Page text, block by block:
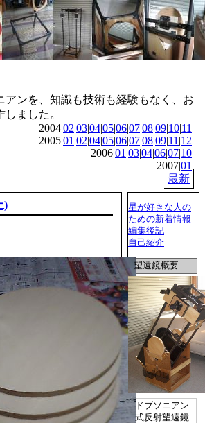
アンを、知識も技術も経験もなく、お
ました。
2004|02|03|04|05|06|07|08|09|10|11 |
2005|01 |02|04|05|06|07|08|09|11 |12|
2006|01 |03|04|06|07|10|
2007|01 |
最新
)
星が好きな人の
ための新着情報
編集後記
自己紹介
望遠鏡概要
ドブソニアン
式反射望遠鏡